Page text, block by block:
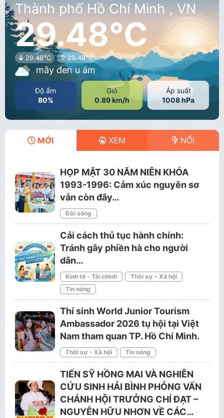
Thành phố Hồ Chí Minh , VN
29.48°C
29.48°C 29.48°C
mây đen u ám
Độ ẩm
80%
Gió
0.89 km/h
Áp suất
1008 hPa
MỚI XEM NỔI
HỌP MẶT 30 NĂM NIÊN KHÓA
1993-1996: Cảm xúc nguyên sơ
vẫn còn đây…
Đời sống
Cải cách thủ tục hành chính:
Tránh gây phiền hà cho người
dân…
Kinh tế - Tài chính
Thời sự - Xã hội
Tin nóng
Thí sinh World Junior Tourism
Ambassador 2026 tụ hội tại Việt
Nam tham quan TP. Hồ Chí Minh.
Thời sự - Xã hội Tin nóng
TIẾN SỸ HỒNG MAI VÀ NGHIÊN
CỨU SINH HẢI BÌNH PHỎNG VẤN
CHÁNH HỘI TRƯỞNG CHÍ ĐẠT –
NGUYỄN HỮU NHƠN VỀ CÁC…